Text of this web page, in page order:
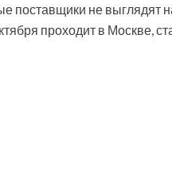
поставщики не
проходит в Москве,